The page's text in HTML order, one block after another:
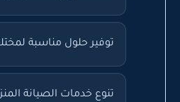
توفير حلول مناسبة
تنوع خدمات الصيانة